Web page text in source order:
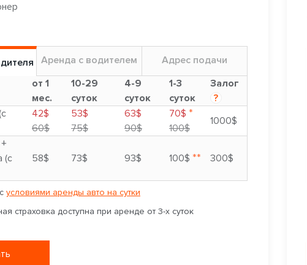
Аренда с водителем Адрес подачи
от 1
мес.
10-29
суток
4-9
суток
1-3
суток
Залог
?
42$
60$
53$
75$
63$
90$
70$ *
100$
1000$
(с
58$ 73$ 93$ 100$ ** 300$
условиями аренды авто на сутки
страховка доступна при аренде от 3-х суток